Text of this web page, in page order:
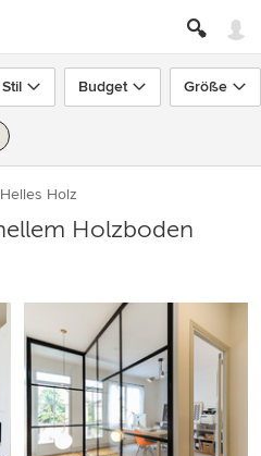
Stil Budget Größe
Holz
Holzboden